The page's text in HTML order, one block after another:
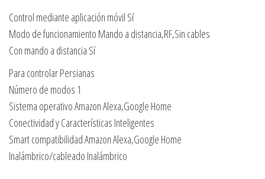
Control mediante aplicación móvil Sí
Modo de funcionamiento Mando a distancia,RF,Sin cables
Con mando a distancia Sí
Para controlar Persianas
Número de modos 1
Sistema operativo Amazon Alexa,Google Home
Conectividad y Características Inteligentes
Smart compatibilidad Amazon Alexa,Google Home
Inalámbrico/cableado Inalámbrico